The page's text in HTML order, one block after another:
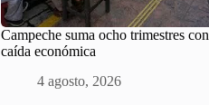
Campeche suma ocho trimestres con
caída económica
4 agosto, 2026